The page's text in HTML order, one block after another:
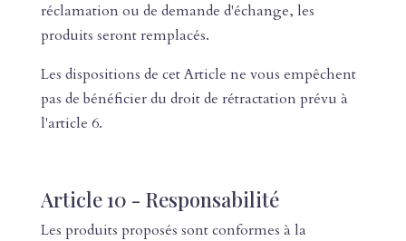
réclamation ou de demande d'échange, les
produits seront remplacés.
Les dispositions de cet Article ne vous empêchent
pas de bénéficier du droit de rétractation prévu à
l'article 6.
Article 10 - Responsabilité
Les produits proposés sont conformes à la